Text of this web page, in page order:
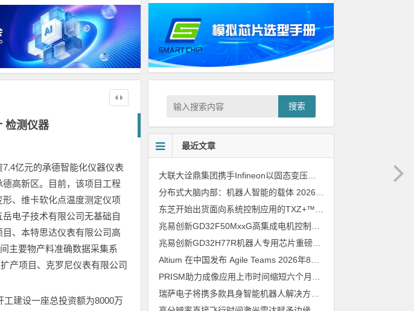
检测仪器
亿元的承德智能化仪器仪表
高新区。目前，该项目工程
、维卡软化点温度测定仪项
电子技术有限公司无基础自
、本特思达仪表有限公司高
主要物产料准确数据采集系
产项目、克罗尼仪表有限公司
建设一座总投资额为8000万
搜索
最近文章
大联大诠鼎集团携手Infineon以固态变压器重构配电效率新标杆
分布式大脑内部：机器人智能的载体 2026年8月6日
兆易创新GD32H77R机器人专用芯片重磅亮相，精准赋能伺服驱动与关节控制
Altium 在中国发布 Agile Teams 2026年8月6日